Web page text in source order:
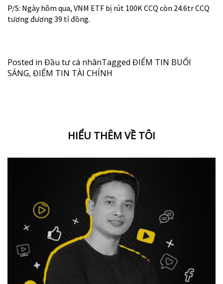
P/S: Ngày hôm qua, VNM ETF bị rút 100K CCQ còn 24.6tr CCQ
tương đương 39 tỉ đồng.
Posted in Đầu tư cá nhânTagged ĐIỂM TIN BUỔI
SÁNG, ĐIỂM TIN TÀI CHÍNH
HIỂU THÊM VỀ TÔI